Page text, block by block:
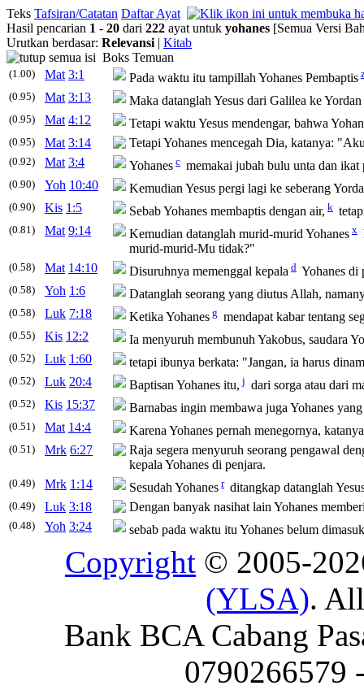
Teks Tafsiran/Catatan Daftar Ayat
Hasil pencarian 1 - 20 dari 222 ayat untuk yohanes [Semua Versi
Urutkan berdasar: Relevansi | Kitab
Boks Temuan
(1.00) Mat 3:1 Pada waktu itu tampillah Yohanes Pembaptis
(0.95)
Mat 3:13 Maka datanglah Yesus dari Galilea ke
(0.95) Mat 4:12 Tetapi waktu Yesus mendengar, bahwa
(0.95) Mat 3:14 Tetapi Yohanes mencegah Dia, katanya:
(0.92) Mat 3:4 Yohanes c memakai jubah bulu unta dan ikat
(0.90) Yoh 10:40 Kemudian Yesus pergi lagi ke seberang
(0.90) Kis 1:5 SebabYohanes membaptis dengan air, k
(0.81) Mat 9:14 Kemudian datanglah murid-murid Yohanes x
murid-murid-Mu tidak?"
(0.58) Mat 14:10 Disuruhnya memenggal kepala d Yohanes di
(0.58) Yoh 1:6 Datanglah seorang yang diutus Allah,
(0.58) Luk 7:18 Ketika Yohanes g mendapat kabar tentang
(0.55) Kis 12:2 Ia menyuruh membunuh Yakobus, saudara
(0.52) Luk 1:60 tetapi ibunya berkata: "Jangan, ia harus
(0.52) Luk 20:4 Baptisan Yohanes itu, j dari sorga atau dari
(0.52) Kis 15:37 Barnabas ingin membawa juga Yohanes
(0.51) Mat 14:4 Karena Yohanes pernah menegornya,
(0.51) Mrk 6:27
Raja segera menyuruh seorang pengawal
kepala Yohanes di penjara.
(0.49) Mrk 1:14 Sesudah Yohanes r ditangkap datanglah
(0.49) Luk 3:18 Dengan banyak nasihat lain Yohanes
(0.48) Yoh 3:24 sebab pada waktu itu Yohanes belum
Copyright © 2005-
(YLSA).
Bank BCA Cabang
0790266579